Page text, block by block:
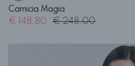
Camicia Magia
€ 148,80 € 248,00